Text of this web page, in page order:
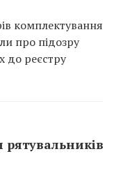
комплектування
про підозру
до реєстру